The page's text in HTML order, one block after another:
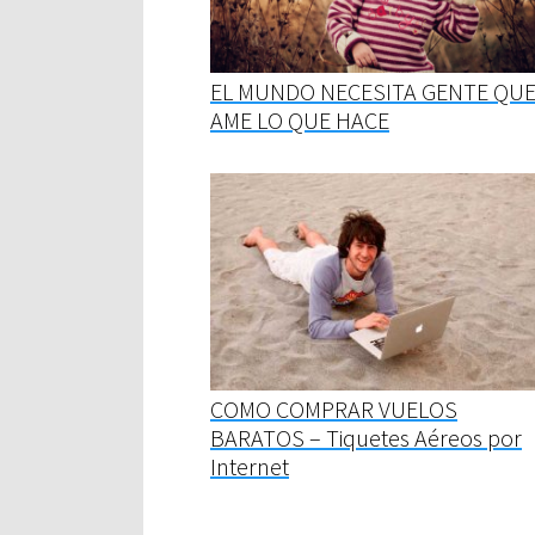
EL MUNDO NECESITA GENTE QUE
AME LO QUE HACE
COMO COMPRAR VUELOS
BARATOS – Tiquetes Aéreos por
Internet